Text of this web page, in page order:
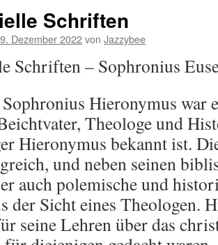
Schriften
Dezember 2022von Jazzybee
Schriften – Sophronius
Hieronymus war
Theologe und
Hieronymus bekannt ist.
und neben seinen
auch polemische und
der Sicht eines Theologen.
seine Lehren über das